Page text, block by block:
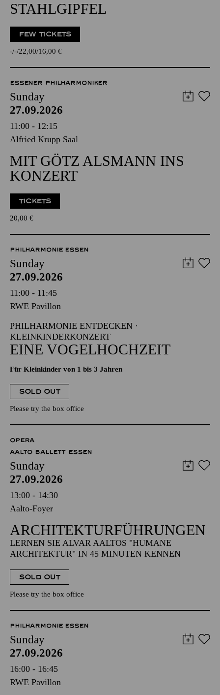
STAHLGIPFEL
FEW TICKETS
- - 22,00 16,00 €
ESSENER PHILHARMONIKER
Sunday
27.09.2026
11:00 - 12:15
Alfried Krupp Saal
MIT GÖTZ ALSMANN INS
KONZERT
TICKETS
20,00 €
PHILHARMONIE ESSEN
Sunday
27.09.2026
11:00 - 11:45
RWE Pavillon
PHILHARMONIE ENTDECKEN ·
KLEINKINDERKONZERT
EINE VOGELHOCHZEIT
Für Kleinkinder von 1 bis 3 Jahren
SOLD OUT
Please try the box office
OPERA
AALTO BALLETT ESSEN
Sunday
27.09.2026
13:00 - 14:30
Aalto-Foyer
ARCHITEKTUR­FÜHRUNGEN
LERNEN SIE ALVAR AALTOS "HUMANE
ARCHITEKTUR" IN 45 MINUTEN KENNEN
SOLD OUT
Please try the box office
PHILHARMONIE ESSEN
Sunday
27.09.2026
16:00 - 16:45
RWE Pavillon